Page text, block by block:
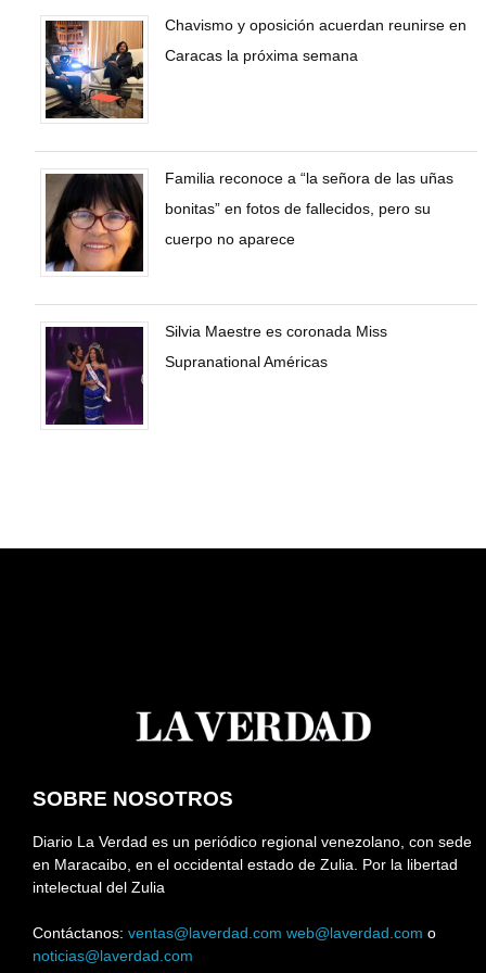
Chavismo y oposición acuerdan reunirse en
Caracas la próxima semana
Familia reconoce a “la señora de las uñas
bonitas” en fotos de fallecidos, pero su
cuerpo no aparece
Silvia Maestre es coronada Miss
Supranational Américas
SOBRE NOSOTROS
Diario La Verdad es un periódico regional venezolano, con sede
en Maracaibo, en el occidental estado de Zulia. Por la libertad
intelectual del Zulia
Contáctanos: ventas@laverdad.com web@laverdad.com o
noticias@laverdad.com